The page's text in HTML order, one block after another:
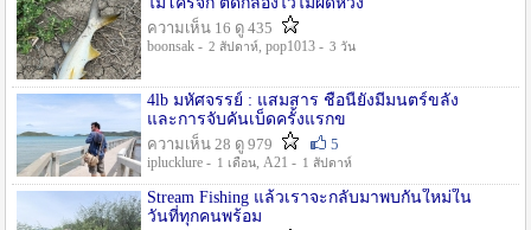
ความเห็น 16 ดู 435
boonsak - 2 สัปดาห์, pop1013 - 3 วัน
4lb มหัศจรรย์ : แสมสาร ชื่อนี้ยังมีมนตร์ขลัง
และการจับคันเบ็ดครั้งแรกข
ความเห็น 28 ดู 979
5
iplucklure - 1 เดือน, A21 - 1 สัปดาห์
Stream Fishing แล้วเราจะกลับมาพบกันใหม่ใน
วันที่ทุกคนพร้อม